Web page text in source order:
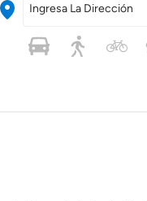
Ingresa La Dirección